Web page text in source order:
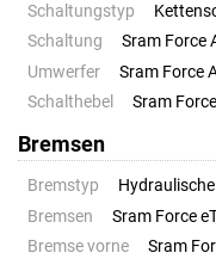
Schaltungstyp
Schaltung
Sram Force
Umwerfer
Sram Force
Schalthebel
Sram
Bremsen
Bremstyp
Bremsen
Sram Force
Bremse vorne
Sram